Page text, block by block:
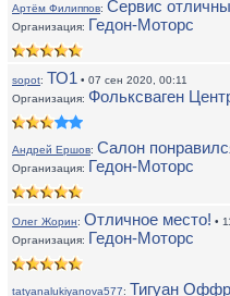
Артём Филиппов: Сервис
Организация: Гедон-Моторс
sopot: ТО1 • 07 сен 2020, 00:11
Организация: Фольксваген
Андрей Ершов: Салон
Организация: Гедон-Моторс
Олег Жорин: Отличное место! •
Организация: Гедон-Моторс
tatyanalukiyanova577: Тигуан